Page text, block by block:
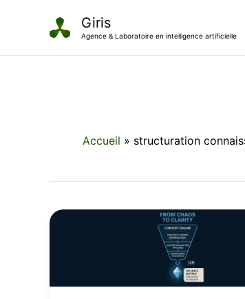
Giris
Agence & Laboratoire en intelligence artificielle
Accueil structuration
de